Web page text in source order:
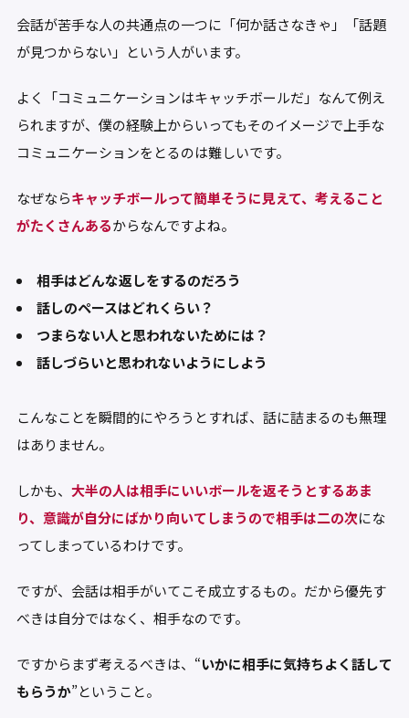
会話が苦手な人の共通点の一つに「何か話さなきゃ」「話題
が見つからない」という人がいます。
よく「コミュニケーションはキャッチボールだ」なんて例え
られますが、僕の経験上からいってもそのイメージで上手な
コミュニケーションをとるのは難しいです。
なぜならキャッチボールって簡単そうに見えて、考えること
がたくさんあるからなんですよね。
相手はどんな返しをするのだろう
話しのペースはどれくらい？
つまらない人と思われないためには？
話しづらいと思われないようにしよう
こんなことを瞬間的にやろうとすれば、話に詰まるのも無理
はありません。
しかも、 大半の人は相手にいいボールを返そうとするあま
り、意識が自分にばかり向いてしまうので相手は二の次にな
ってしまっているわけです。
ですが、会話は相手がいてこそ成立するもの。だから優先す
べきは自分ではなく、相手なのです。
ですからまず考えるべきは、 “いかに相手に気持ちよく話して
もらうか”ということ。